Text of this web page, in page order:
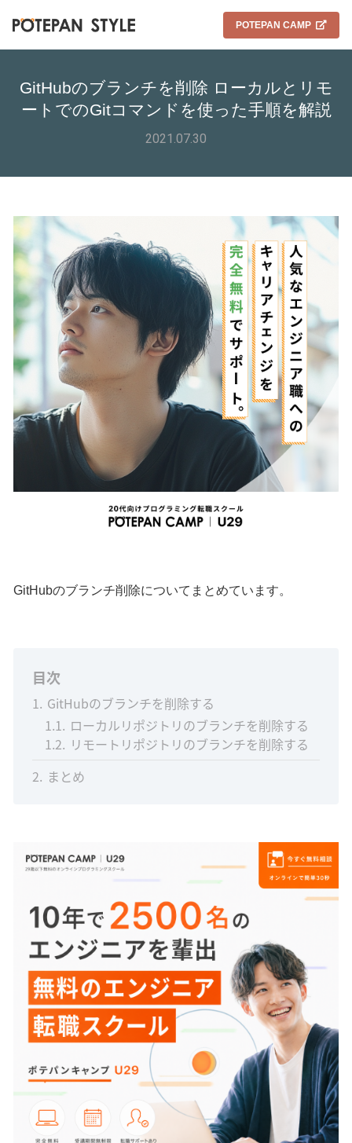
POTEPAN CAMP
GitHubのブランチを削除 ローカルとリモ
ートでのGitコマンドを使った手順を解説
2021.07.30
GitHubのブランチ削除についてまとめています。
目次
1 GitHubのブランチを削除する
1.1 ローカルリポジトリのブランチを削除する
1.2 リモートリポジトリのブランチを削除する
2 まとめ